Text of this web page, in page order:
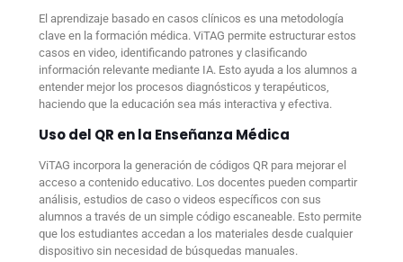
El aprendizaje basado en casos clínicos es una metodología
clave en la formación médica. ViTAG permite estructurar estos
casos en video, identificando patrones y clasificando
información relevante mediante IA. Esto ayuda a los alumnos a
entender mejor los procesos diagnósticos y terapéuticos,
haciendo que la educación sea más interactiva y efectiva.
Uso del QR en la Enseñanza Médica
ViTAG incorpora la generación de códigos QR para mejorar el
acceso a contenido educativo. Los docentes pueden compartir
análisis, estudios de caso o videos específicos con sus
alumnos a través de un simple código escaneable. Esto permite
que los estudiantes accedan a los materiales desde cualquier
dispositivo sin necesidad de búsquedas manuales.